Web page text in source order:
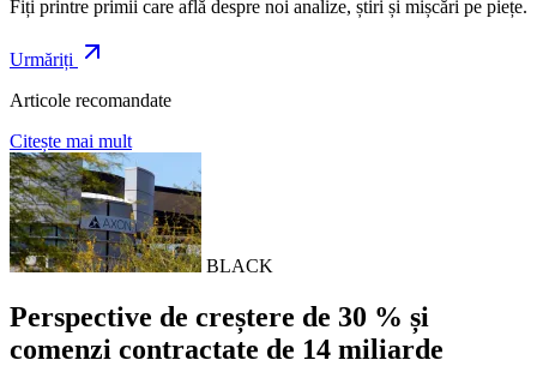
Fiți printre primii care află despre noi analize, știri și mișcări pe piețe.
Urmăriți
Articole recomandate
Citește mai mult
BLACK
Perspective de creștere de 30 % și
comenzi contractate de 14 miliarde